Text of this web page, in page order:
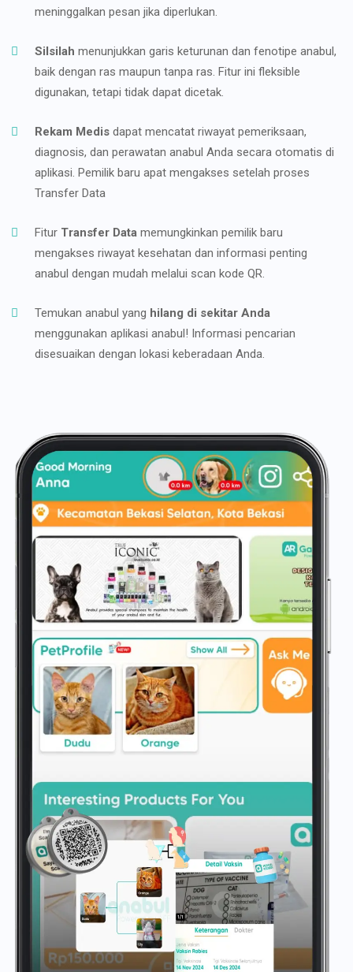
meninggalkan pesan jika diperlukan.
Silsilah menunjukkan garis keturunan dan fenotipe anabul,
baik dengan ras maupun tanpa ras. Fitur ini fleksible
digunakan, tetapi tidak dapat dicetak.
Rekam Medis dapat mencatat riwayat pemeriksaan,
diagnosis, dan perawatan anabul Anda secara otomatis di
aplikasi. Pemilik baru apat mengakses setelah proses
Transfer Data
Fitur Transfer Data memungkinkan pemilik baru
mengakses riwayat kesehatan dan informasi penting
anabul dengan mudah melalui scan kode QR.
Temukan anabul yang hilang di sekitar Anda
menggunakan aplikasi anabul! Informasi pencarian
disesuaikan dengan lokasi keberadaan Anda.